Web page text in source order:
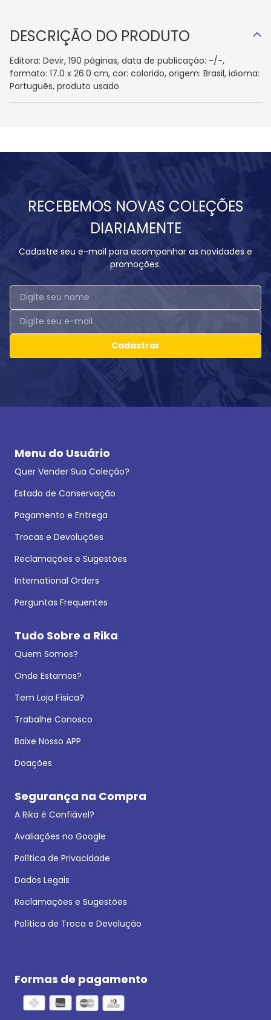
DESCRIÇÃO DO PRODUTO
Editora: Devir, 190 páginas, data de publicação: -/-,
formato: 17.0 x 26.0 cm, cor: colorido, origem: Brasil, idioma:
Português, produto usado
RECEBEMOS NOVAS COLEÇÕES
DIARIAMENTE
Cadastre seu e-mail para acompanhar as novidades e
promoções.
Cadastrar
Menu do Usuário
Quer Vender Sua Coleção?
Estado de Conservação
Pagamento e Entrega
Trocas e Devoluções
Reclamações e Sugestões
International Orders
Perguntas Frequentes
Tudo Sobre a Rika
Quem Somos?
Onde Estamos?
Tem Loja Física?
Trabalhe Conosco
Baixe Nosso APP
Doações
Segurança na Compra
A Rika é Confiável?
Avaliações no Google
Política de Privacidade
Dados Legais
Reclamações e Sugestões
Política de Troca e Devolução
Formas de pagamento